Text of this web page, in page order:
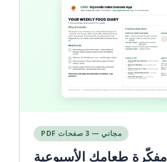
PDF مجاني — 3 صفحات
مفكّرة طعامك الأسبوعية